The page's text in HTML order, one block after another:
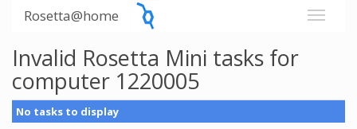
Rosetta@home
Invalid Rosetta Mini tasks for
computer 1220005
No tasks to display